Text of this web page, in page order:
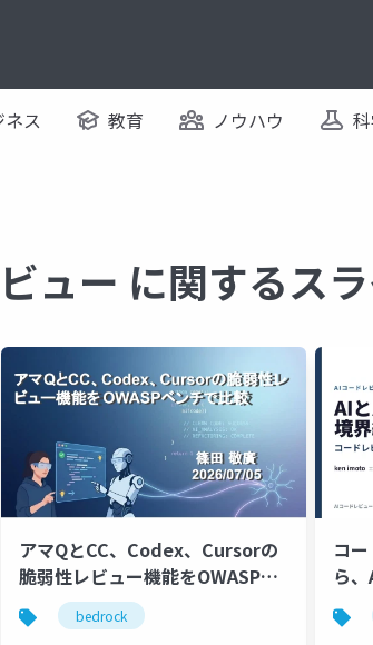
ネス 教育 ノウハウ
ュー に関するス
アリング aiコードレビュー 開発生産性
アマQとCC、Codex、Cursorの
脆弱性レビュー機能をOWASPベ
ンチで比較
bedrock
コ
ら